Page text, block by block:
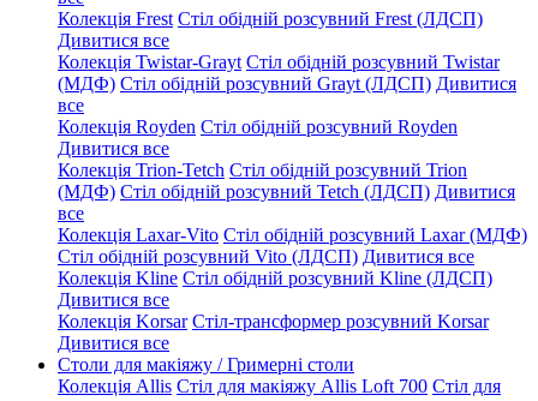
Колекція Frest Стіл обідній розсувний Frest (ЛДСП)
Дивитися все
Колекція Twistar-Grayt Стіл обідній розсувний Twistar
(МДФ) Стіл обідній розсувний Grayt (ЛДСП) Дивитися
все
Колекція Royden Стіл обідній розсувний Royden
Дивитися все
Колекція Trion-Tetch Стіл обідній розсувний Trion
(МДФ) Стіл обідній розсувний Tetch (ЛДСП) Дивитися
все
Колекція Laxar-Vito Стіл обідній розсувний Laxar (МДФ)
Стіл обідній розсувний Vito (ЛДСП) Дивитися все
Колекція Kline Стіл обідній розсувний Kline (ЛДСП)
Дивитися все
Колекція Korsar Стіл-трансформер розсувний Korsar
Дивитися все
Столи для макіяжу / Гримерні столи
Колекція Allis Стіл для макіяжу Allis Loft 700 Стіл для